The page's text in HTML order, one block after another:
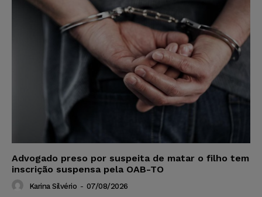
Advogado preso por suspeita de matar o filho tem
inscrição suspensa pela OAB-TO
Karina Silvério - 07/08/2026